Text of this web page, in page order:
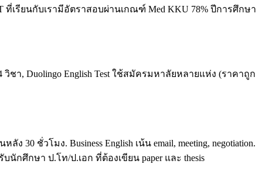
ที่เรียนกับเรามีอัตราสอบผ่านเกณฑ์ Med KKU 78% ปีการศึกษา
วิชา, Duolingo English Test ใช้สมัครมหาลัยหลายแห่ง (ราคาถูก
ชั่วโมง. Business English เน้น email, meeting, negotiation.
บนักศึกษา ป.โท/ป.เอก ที่ต้องเขียน paper และ thesis